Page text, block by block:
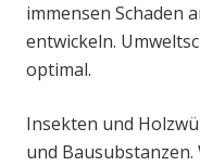
immensen Schaden
entwickeln.
optimal.
Insekten und
und